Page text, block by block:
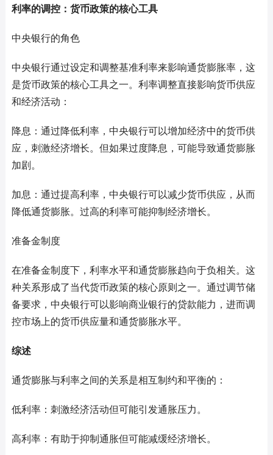
利率的调控：货币政策的核心工具
中央银行的角色
中央银行通过设定和调整基准利率来影响通货膨胀率，这
是货币政策的核心工具之一。利率调整直接影响货币供应
和经济活动：
降息：通过降低利率，中央银行可以增加经济中的货币供
应，刺激经济增长。但如果过度降息，可能导致通货膨胀
加剧。
加息：通过提高利率，中央银行可以减少货币供应，从而
降低通货膨胀。过高的利率可能抑制经济增长。
准备金制度
在准备金制度下，利率水平和通货膨胀趋向于负相关。这
种关系形成了当代货币政策的核心原则之一。通过调节储
备要求，中央银行可以影响商业银行的贷款能力，进而调
控市场上的货币供应量和通货膨胀水平。
综述
通货膨胀与利率之间的关系是相互制约和平衡的：
低利率：刺激经济活动但可能引发通胀压力。
高利率：有助于抑制通胀但可能减缓经济增长。